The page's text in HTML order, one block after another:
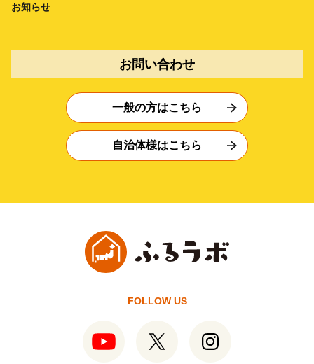
お知らせ
お問い合わせ
一般の方はこちら
自治体様はこちら
FOLLOW US